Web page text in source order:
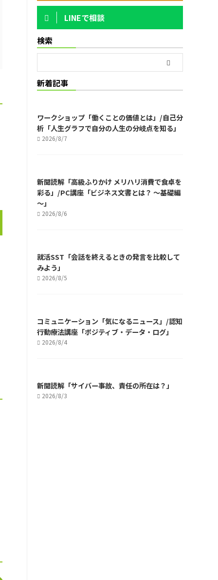
LINEで相談
検索
新着記事
ワークショップ「働くことの価値とは」/自己分
析「人生グラフで自分の人生の分岐点を知る」
2026/8/7
新聞読解「高級ふりかけ メリハリ消費で食卓を
彩る」/PC講座「ビジネス文書とは？ ～基礎編
～」
2026/8/6
就活SST「会話を終えるときの発言を比較して
みよう」
2026/8/5
コミュニケーション「気になるニュース」/認知
行動療法講座「ポジティブ・データ・ログ」
2026/8/4
新聞読解「サイバー事故、責任の所在は？」
2026/8/3